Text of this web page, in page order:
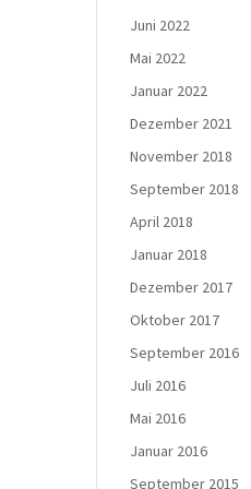
Juni 2022
Mai 2022
Januar 2022
Dezember 2021
November 2018
September 2018
April 2018
Januar 2018
Dezember 2017
Oktober 2017
September 2016
Juli 2016
Mai 2016
Januar 2016
September 2015